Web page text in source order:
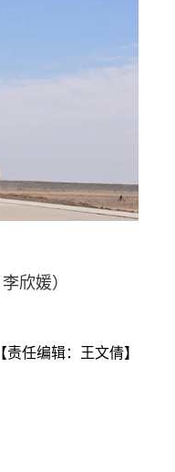
欣媛）
【责任编辑：王文倩】